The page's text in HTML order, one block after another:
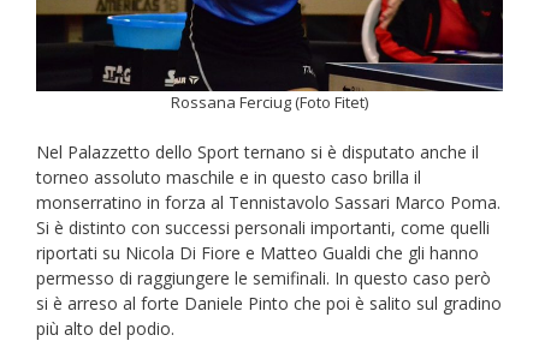
Rossana Ferciug (Foto Fitet)
Nel Palazzetto dello Sport ternano si è disputato anche il
torneo assoluto maschile e in questo caso brilla il
monserratino in forza al Tennistavolo Sassari Marco Poma.
Si è distinto con successi personali importanti, come quelli
riportati su Nicola Di Fiore e Matteo Gualdi che gli hanno
permesso di raggiungere le semifinali. In questo caso però
si è arreso al forte Daniele Pinto che poi è salito sul gradino
più alto del podio.